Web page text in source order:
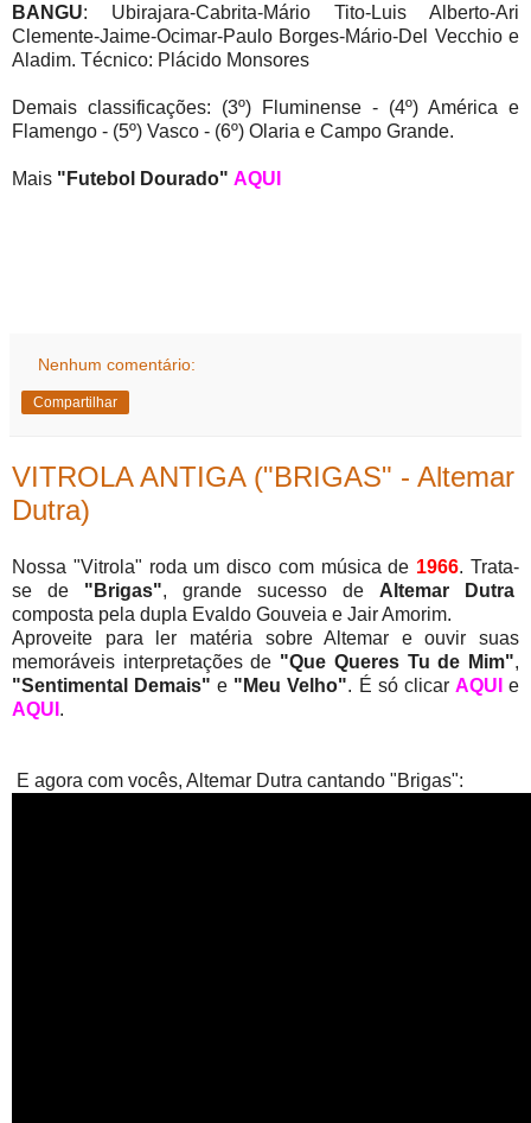
BANGU: Ubirajara-Cabrita-Mário Tito-Luis Alberto-Ari
Clemente-Jaime-Ocimar-Paulo Borges-Mário-Del Vecchio e
Aladim. Técnico: Plácido Monsores
Demais classificações: (3º) Fluminense - (4º) América e
Flamengo - (5º) Vasco - (6º) Olaria e Campo Grande.
Mais "Futebol Dourado" AQUI
Nenhum comentário:
Compartilhar
VITROLA ANTIGA ("BRIGAS" - Altemar
Dutra)
Nossa "Vitrola" roda um disco com música de 1966. Trata-
se de "Brigas", grande sucesso de Altemar Dutra
composta pela dupla Evaldo Gouveia e Jair Amorim.
Aproveite para ler matéria sobre Altemar e ouvir suas
memoráveis interpretações de "Que Queres Tu de Mim",
"Sentimental Demais" e "Meu Velho". É só clicar AQUI e
AQUI .
E agora com vocês, Altemar Dutra cantando "Brigas":